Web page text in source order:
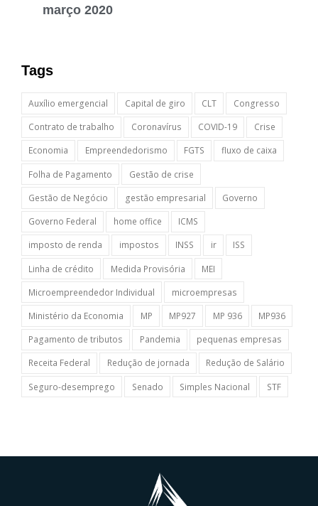
março 2020
Tags
Auxílio emergencial Capital de giro CLT
Congresso
Contrato de trabalho
Coronavírus COVID-19
Crise
Economia
Empreendedorismo FGTS
fluxo de caixa
Folha de Pagamento
Gestão de crise
Gestão de Negócio
gestão empresarial
Governo
Governo Federal
home office
ICMS
imposto de renda
impostos INSS ir
ISS
Linha de crédito
Medida Provisória
MEI
Microempreendedor Individual
microempresas
Ministério da Economia
MP MP927 MP 936
MP936
Pagamento de tributos
Pandemia
pequenas empresas
Receita Federal
Redução de jornada
Redução de Salário
Seguro-desemprego
Senado Simples Nacional STF